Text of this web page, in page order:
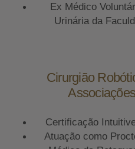
Ex Médico
Urinária da
Cirurgião
Certificação
Atuação como